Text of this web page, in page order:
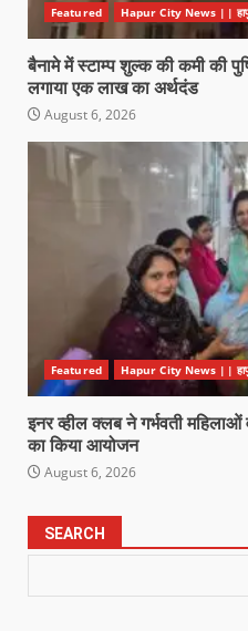
Featured Hapur City News ||
बैनामे में स्टाम्प शुल्क की कमी की
लगाया एक लाख का अर्थदंड
August 6, 2026
Featured Hapur City News ||
इनर व्हील क्लब ने गर्भवती
का किया आयोजन
August 6, 2026
SEARCH